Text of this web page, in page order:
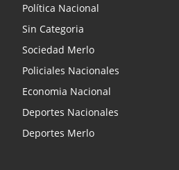
Política Nacional
Sin Categoria
Sociedad Merlo
Policiales Nacionales
Economia Nacional
Deportes Nacionales
Deportes Merlo